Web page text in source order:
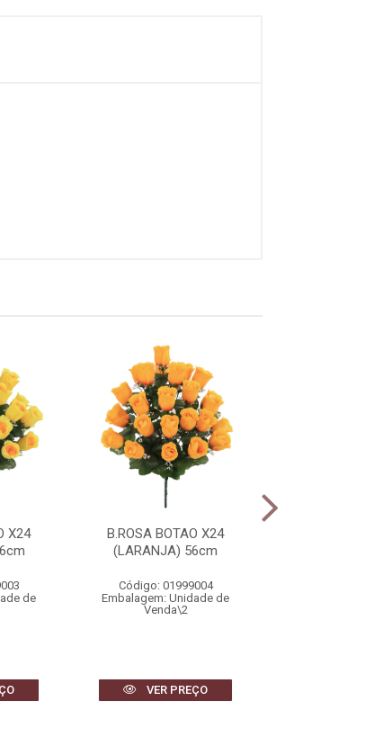
X24
de
B.ROSA BOTAO X24
(LARANJA) 56cm
Código: 01999004
Embalagem: Unidade de
Venda\2
VER PREÇO